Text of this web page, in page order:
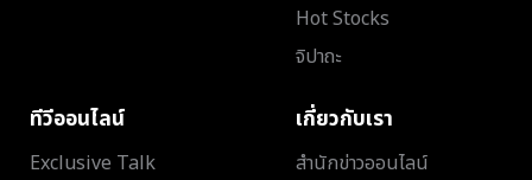
Hot Stocks
จิปาถะ
ทีวีออนไลน์
Exclusive Talk
เกี่ยวกับเรา
สำนักข่าวออนไลน์